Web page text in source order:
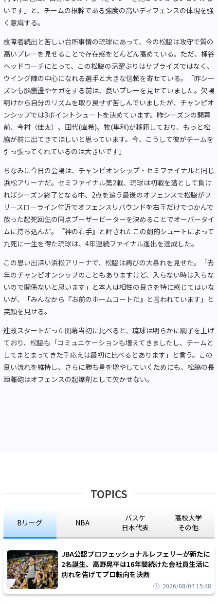
いです」と、チームの根幹である強度の高いディフェンスの体現を強
く意識する。
故障者続出と苦しい台所事情の琉球にあって、今の松脇は攻守で質の
高いプレーを見せることで存在感をどんどん高めている。ただ、桶谷
ヘッドコーチにとって、この松脇の活躍ぶりはサプライズではなく、
ウイング陣の中心になれる選手と大きな信頼を寄せている。「昨シー
ズンも脳震盪やケガをする前は、良いプレーを見せていました。欠場
明けから自分のリズムを取り戻せず苦しんでいましたが、チャンピオ
ンシップでは3ポイントシュートを決めています。昨シーズンの開幕
前、今村（佳太）、田代(直希)、牧(隼利)が移籍しており、もっと松
脇が前に出てきてほしいと思っています。今、こうして彼がチームを
引っ張ってくれているのは大きいです」
ちなみに今日の会場は、チャンピオンシップ・セミファイナルと同じ
浜松アリーナだ。セミファイナル第2戦、琉球は初戦を落として負け
ればシーズン終了となる中、2点を追う最後のオフェンスで松脇がフ
リースローライン付近でオフェンスリバウンドを右手だけでつかんで
放った起死回生の同点ブーザービーターを決めることでオーバータイ
ムに持ち込んだ。『神の右手』と評されたこの劇的シュートによって
九死に一生を得た琉球は、4年連続ファイナル進出を達成した。
この思い出深い浜松アリーナで、松脇は再びの大暴れを見せた。「去
年のチャンピオンシップのこともありますけど、入らない時は入らな
いので関係ないと思います」と本人は相性の良さを特に感じてはいな
いが、「みんなから『お前のホームコートだ』と言われています」と
笑顔を見せる。
連敗スタートだった開幕当初に比べると、琉球は明らかに調子を上げ
ており、松脇も「コミュニケーションも増えてきましたし、チームと
してまとまってきた手応えは最初に比べるとあります」と言う。この
良い流れを維持し、さらに勝ち星を増やしていくためにも、松脇の長
距離砲はオフェンスの起爆剤として欠かせない。
TOPICS
Bリーグ NBA
バスケ
日本代表
高校大学
その他
JBA公認プロフェッショナルレフェリーが新たに
2名誕生、高野晃平は16年間続けた会社員生活に
別れを告げてプロ転向を決断
2026/08/07 15:48